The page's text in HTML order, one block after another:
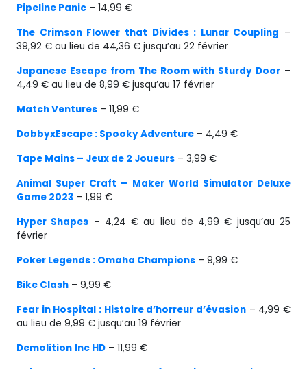
Pipeline Panic – 14,99 €
The Crimson Flower that Divides : Lunar Coupling –
39,92 € au lieu de 44,36 € jusqu’au 22 février
Japanese Escape from The Room with Sturdy Door –
4,49 € au lieu de 8,99 € jusqu’au 17 février
Match Ventures – 11,99 €
DobbyxEscape : Spooky Adventure – 4,49 €
Tape Mains – Jeux de 2 Joueurs – 3,99 €
Animal Super Craft – Maker World Simulator Deluxe
Game 2023 – 1,99 €
Hyper Shapes – 4,24 € au lieu de 4,99 € jusqu’au 25
février
Poker Legends : Omaha Champions – 9,99 €
Bike Clash – 9,99 €
Fear in Hospital : Histoire d’horreur d’évasion – 4,99 €
au lieu de 9,99 € jusqu’au 19 février
Demolition Inc HD – 11,99 €